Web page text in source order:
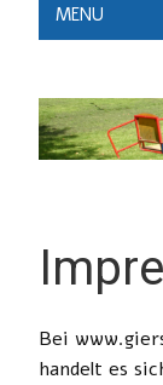
MENU
Bei
handelt es